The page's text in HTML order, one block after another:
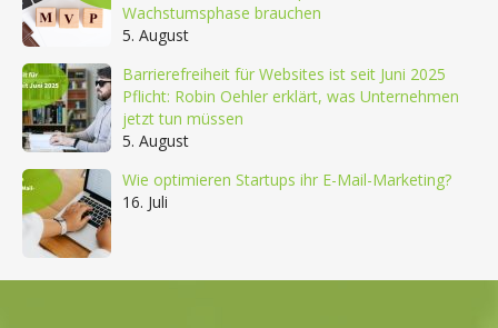
Wachstumsphase brauchen
5. August
Barrierefreiheit für Websites ist seit Juni 2025
Pflicht: Robin Oehler erklärt, was Unternehmen
jetzt tun müssen
5. August
Wie optimieren Startups ihr E-Mail-Marketing?
16. Juli